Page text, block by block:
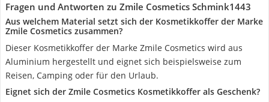
Fragen und Antworten zu Zmile Cosmetics Schmink1443
Aus welchem Material setzt sich der Kosmetikkoffer der Marke
Zmile Cosmetics zusammen?
Dieser Kosmetikkoffer der Marke Zmile Cosmetics wird aus
Aluminium hergestellt und eignet sich beispielsweise zum
Reisen, Camping oder für den Urlaub.
Eignet sich der Zmile Cosmetics Kosmetikkoffer als Geschenk?